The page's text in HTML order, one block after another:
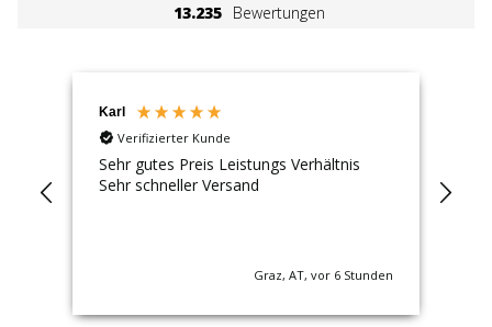
13.235 Bewertungen
Karl
Verifizierter Kunde
Sehr gutes Preis Leistungs Verhältnis
Sehr schneller Versand
Graz, AT, vor 6 Stunden